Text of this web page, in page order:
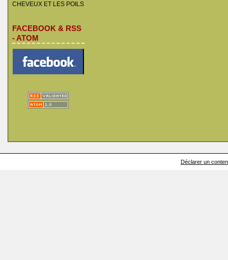
CHEVEUX ET LES POILS
FACEBOOK & RSS
- ATOM
Déclarer un